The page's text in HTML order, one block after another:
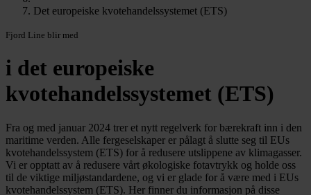
Det europeiske kvotehandelssystemet (ETS)
Fjord Line blir med
i det europeiske
kvotehandelssystemet (ETS)
Fra og med januar 2024 trer et nytt regelverk for bærekraft inn i den
maritime verden. Alle fergeselskaper er pålagt å slutte seg til EUs
kvotehandelssystem (ETS) for å redusere utslippene av klimagasser.
Vi er opptatt av å redusere vårt økologiske fotavtrykk og holde oss
til de viktige miljøstandardene, og vi er glade for å være med i EUs
kvotehandelssystem (ETS). Her finner du informasjon på disse